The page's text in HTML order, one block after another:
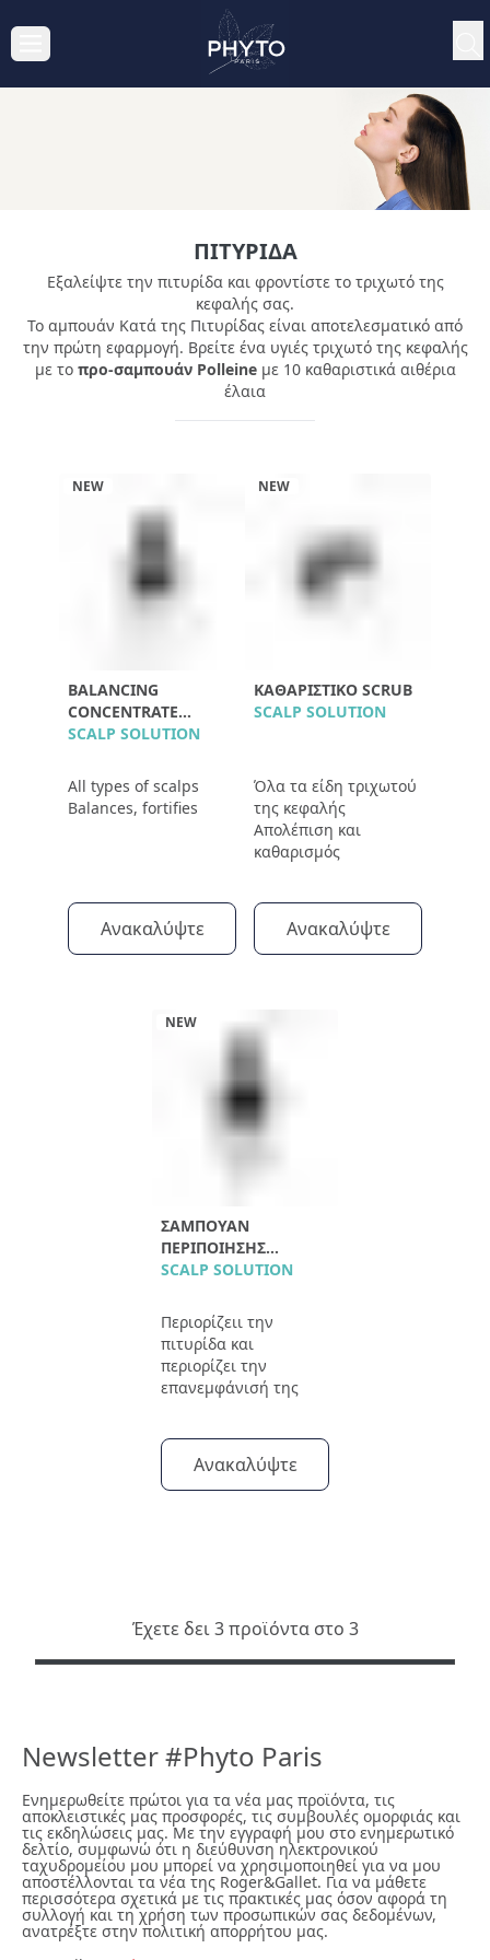
ΠΙΤΥΡΊΔΑ
Εξαλείψτε την πιτυρίδα και φροντίστε το τριχωτό της
κεφαλής σας.
Το αμπουάν Κατά της Πιτυρίδας είναι αποτελεσματικό από
την πρώτη εφαρμογή. Βρείτε ένα υγιές τριχωτό της κεφαλής
με τοπρο-σαμπουάν Polleineμε 10 καθαριστικά αιθέρια
έλαια
NEW
BALANCING
CONCENTRATE
POLLEINE
SCALP SOLUTION
All types of scalps
Balances, fortifies
Ανακαλύψτε
NEW
ΚΑΘΑΡΙΣΤΙΚΌ SCRUB
SCALP SOLUTION
Όλα τα είδη τριχωτού
της κεφαλής
Απολέπιση και
καθαρισμός
Ανακαλύψτε
NEW
ΣΑΜΠΟΥΆΝ
ΠΕΡΙΠΟΊΗΣΗΣ
ΤΡΙΧΩΤΟΎ
SCALP SOLUTION
Περιορίζειι την
πιτυρίδα και
περιορίζει την
επανεμφάνισή της
Ανακαλύψτε
Έχετε δει 3 προϊόντα στο 3
Newsletter #Phyto Paris
Ενημερωθείτε πρώτοι για τα νέα μας προϊόντα, τις
αποκλειστικές μας προσφορές, τις συμβουλές ομορφιάς και
τις εκδηλώσεις μας. Με την εγγραφή μου στο ενημερωτικό
δελτίο, συμφωνώ ότι η διεύθυνση ηλεκτρονικού
ταχυδρομείου μου μπορεί να χρησιμοποιηθεί για να μου
αποστέλλονται τα νέα της Roger&Gallet. Για να μάθετε
περισσότερα σχετικά με τις πρακτικές μας όσον αφορά τη
συλλογή και τη χρήση των προσωπικών σας δεδομένων,
ανατρέξτε στην πολιτική απορρήτου μας.